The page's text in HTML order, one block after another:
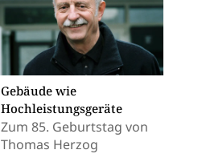
Gebäude wie
Hochleistungsgeräte
Zum 85. Geburtstag von
Thomas Herzog